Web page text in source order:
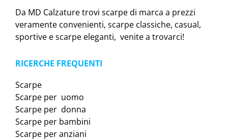
Da MD Calzature trovi scarpe di marca a prezzi
veramente convenienti, scarpe classiche, casual,
sportive e scarpe eleganti, venite a trovarci!
RICERCHE FREQUENTI
Scarpe
Scarpe per uomo
Scarpe per donna
Scarpe per bambini
Scarpe per anziani